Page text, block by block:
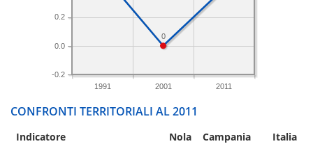
1991 2001 2011
-0.2
0.0
0.2
0
CONFRONTI TERRITORIALI AL 2011
Indicatore Nola Campania Italia